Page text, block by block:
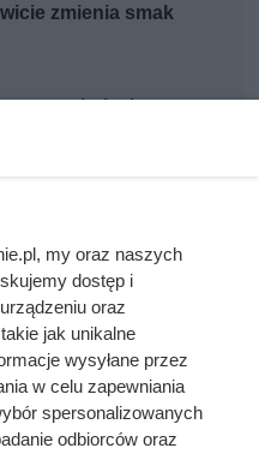
zmienia smak
nogę kolesia z
żołnierza z Polski
my oraz naszych
dostęp i
oraz
jak unikalne
wysyłane przez
w celu zapewniania
spersonalizowanych
odbiorców oraz